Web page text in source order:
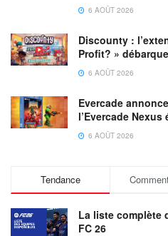
6 AOÛT 2026
Discounty :
Profit? »
6 AOÛT 2026
Evercade
l’Evercade Nexus
6 AOÛT 2026
Tendance
La liste complète
FC 26